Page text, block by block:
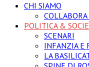
CHI SIAMO
POLITICA &
SCENARI
INFANZIA E
LA